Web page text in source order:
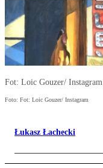
Fot: Loic Gouzer/ Instagram
Foto: Fot: Loic Gouzer/ Instagram
Łukasz Łachecki